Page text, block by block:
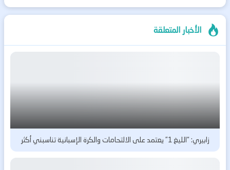
الأخبار المتعلقة
زابيري: “الليغ 1” يعتمد على الالتحامات والكرة الإسبانية تناسبني أكثر